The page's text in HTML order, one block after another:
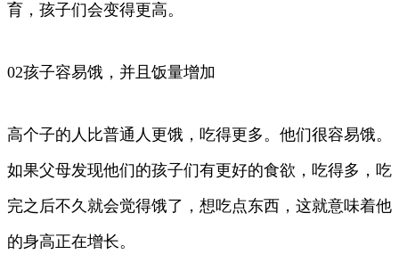
育，孩子们会变得更高。
02孩子容易饿，并且饭量增加
高个子的人比普通人更饿，吃得更多。他们很容易饿。
如果父母发现他们的孩子们有更好的食欲，吃得多，吃
完之后不久就会觉得饿了，想吃点东西，这就意味着他
的身高正在增长。